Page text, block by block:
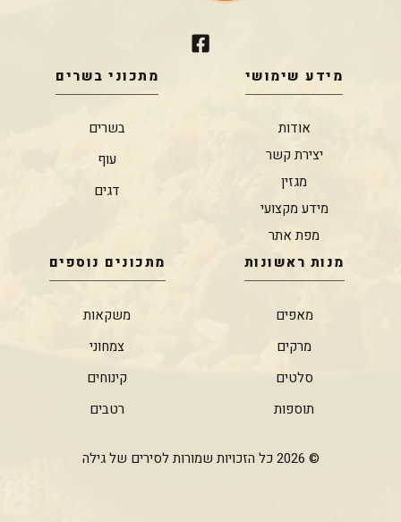
מידע שימושי
אודות
יצירת קשר
מגזין
מידע מקצועי
מפת אתר
מתכוני בשרים
בשרים
עוף
דגים
מנות ראשונות
מאפים
מרקים
סלטים
תוספות
מתכונים נוספים
משקאות
צמחוני
קינוחים
רטבים
© 2026 כל הזכויות שמורות לסירים של גילה